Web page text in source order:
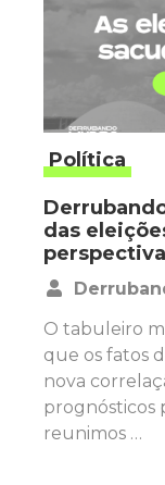
Política
das
O tabuleiro
que os fatos
nova
prognósticos
reunimos …